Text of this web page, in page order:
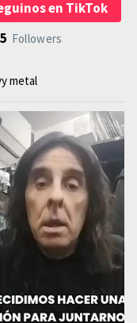
en TikTok
Followers
metal